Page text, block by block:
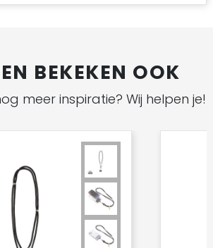
BEKEKEN OOK
meer inspiratie? Wij helpen je!